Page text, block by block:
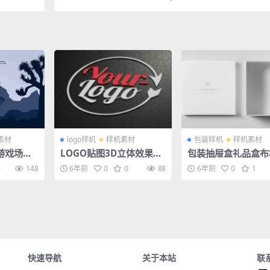
材
戏场景
banner
148
logo样机 样机素材
LOGO贴图3D立体效果VI
导视智能贴图PS样机素材
6年前 0 0 88
包装样机 样机素材
包装抽屉盒礼品盒
袋效果图
6年前 0 1
快速导航
关于本站
联